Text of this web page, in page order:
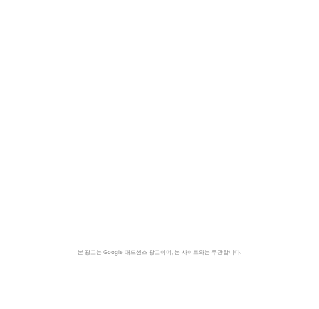
본 광고는 Google 애드센스 광고이며, 본 사이트와는 무관합니다.